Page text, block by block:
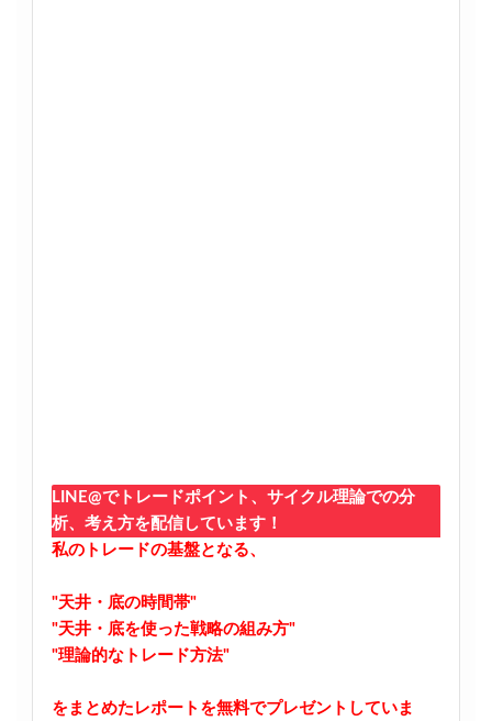
LINE@でトレードポイント、サイクル理論での分
析、考え方を配信しています！
私のトレードの基盤となる、
"天井・底の時間帯"
"天井・底を使った戦略の組み方"
"理論的なトレード方法"
をまとめたレポートを無料でプレゼントしていま